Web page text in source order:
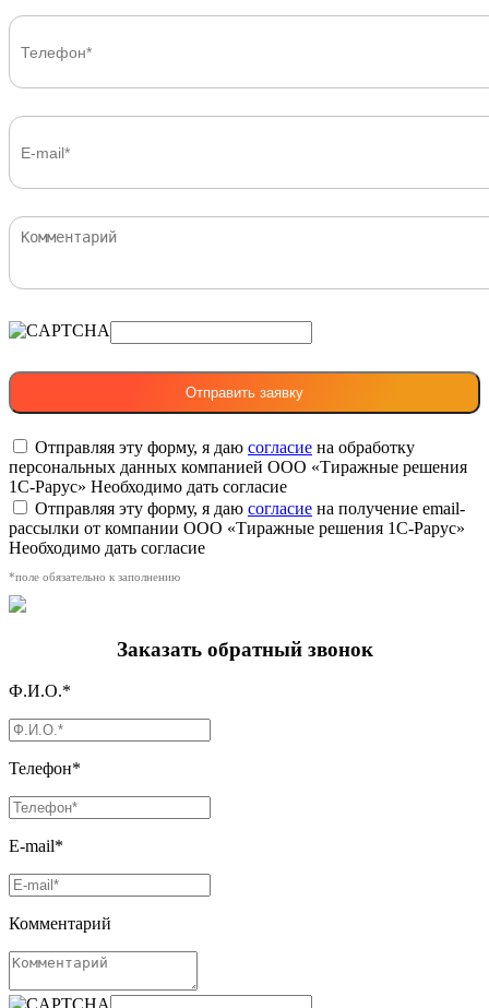
Отправляя эту форму, я даю согласие на обработку
персональных данных компанией ООО «Тиражные решения
1С-Рарус» Необходимо дать согласие
Отправляя эту форму, я даю согласие на получение email-
рассылки от компании ООО «Тиражные решения 1С-Рарус»
Необходимо дать согласие
*поле обязательно к заполнению
Заказать обратный звонок
Ф.И.О.*
Телефон*
E-mail*
Комментарий